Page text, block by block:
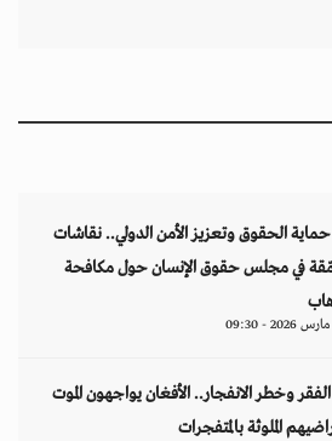
الحقوق وتعزيز الأمن الدولي.. نقاشات
في مجلس حقوق الإنسان حول مكافحة
وخطر الانفجار.. الأفغان يواجهون الموت
الملوثة بالمتفجرات